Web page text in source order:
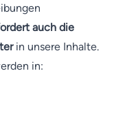
auch die
in unsere Inhalte.
in: